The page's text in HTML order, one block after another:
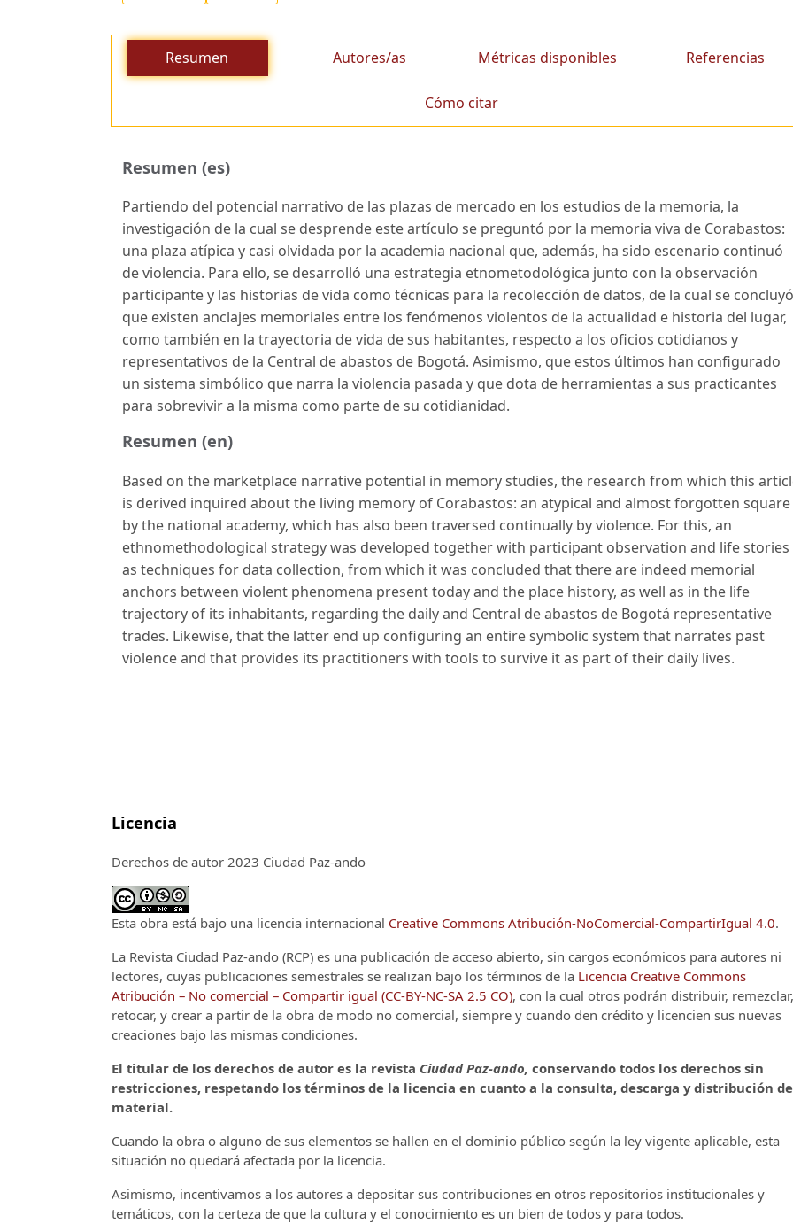
Resumen Autores/as Métricas disponibles Referencias
Cómo citar
Resumen (es)
Partiendo del potencial narrativo de las plazas de mercado en los estudios de la memoria, la
investigación de la cual se desprende este artículo se preguntó por la memoria viva de Corabastos:
una plaza atípica y casi olvidada por la academia nacional que, además, ha sido escenario continuó
de violencia. Para ello, se desarrolló una estrategia etnometodológica junto con la observación
participante y las historias de vida como técnicas para la recolección de datos, de la cual se concluyó
que existen anclajes memoriales entre los fenómenos violentos de la actualidad e historia del lugar,
como también en la trayectoria de vida de sus habitantes, respecto a los oficios cotidianos y
representativos de la Central de abastos de Bogotá. Asimismo, que estos últimos han configurado
un sistema simbólico que narra la violencia pasada y que dota de herramientas a sus practicantes
para sobrevivir a la misma como parte de su cotidianidad.
Resumen (en)
Based on the marketplace narrative potential in memory studies, the research from which this
is derived inquired about the living memory of Corabastos: an atypical and almost forgotten square
by the national academy, which has also been traversed continually by violence. For this, an
ethnomethodological strategy was developed together with participant observation and life stories
as techniques for data collection, from which it was concluded that there are indeed memorial
anchors between violent phenomena present today and the place history, as well as in the life
trajectory of its inhabitants, regarding the daily and Central de abastos de Bogotá representative
trades. Likewise, that the latter end up configuring an entire symbolic system that narrates past
violence and that provides its practitioners with tools to survive it as part of their daily lives.
Licencia
Derechos de autor 2023 Ciudad Paz-ando
Esta obra está bajo una licencia internacional Creative Commons Atribución-NoComercial-CompartirIgual 4.0.
La Revista Ciudad Paz-ando (RCP) es una publicación de acceso abierto, sin cargos económicos para autores ni
lectores, cuyas publicaciones semestrales se realizan bajo los términos de la Licencia Creative Commons
Atribución – No comercial – Compartir igual (CC-BY-NC-SA 2.5 CO), con la cual otros podrán distribuir, remezclar,
retocar, y crear a partir de la obra de modo no comercial, siempre y cuando den crédito y licencien sus nuevas
creaciones bajo las mismas condiciones.
El titular de los derechos de autor es la revista Ciudad Paz-ando, conservando todos los derechos sin
restricciones, respetando los términos de la licencia en cuanto a la consulta, descarga y distribución
material.
Cuando la obra o alguno de sus elementos se hallen en el dominio público según la ley vigente aplicable, esta
situación no quedará afectada por la licencia.
Asimismo, incentivamos a los autores a depositar sus contribuciones en otros repositorios institucionales y
temáticos, con la certeza de que la cultura y el conocimiento es un bien de todos y para todos.